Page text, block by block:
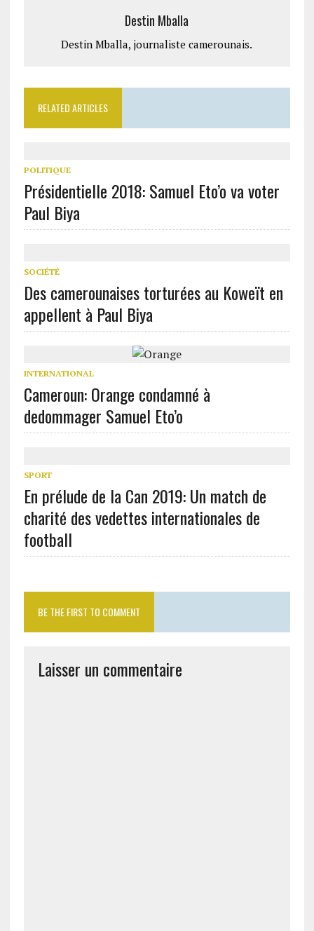
Destin Mballa
Destin Mballa, journaliste camerounais.
RELATED ARTICLES
POLITIQUE
Présidentielle 2018: Samuel Eto’o va voter
Paul Biya
SOCIÉTÉ
Des camerounaises torturées au Koweït en
appellent à Paul Biya
INTERNATIONAL
Cameroun: Orange condamné à
dedommager Samuel Eto’o
SPORT
En prélude de la Can 2019: Un match de
charité des vedettes internationales de
football
BE THE FIRST TO COMMENT
Laisser un commentaire